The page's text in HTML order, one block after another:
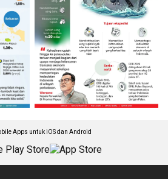
Apps untuk iOS dan Android